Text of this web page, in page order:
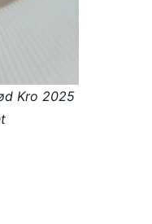
Kro 2025